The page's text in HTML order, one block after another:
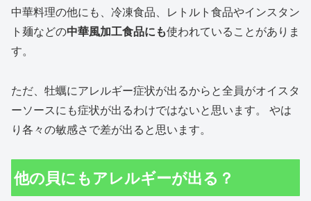
中華料理の他にも、冷凍食品、レトルト食品やインスタン
ト麺などの中華風加工食品にも使われていることがありま
す。
ただ、牡蠣にアレルギー症状が出るからと全員がオイスタ
ーソースにも症状が出るわけではないと思います。 やは
り各々の敏感さで差が出ると思います。
他の貝にもアレルギーが出る？